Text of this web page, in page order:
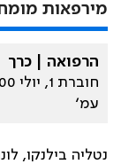
מירפאות
הרפואה | כרך
חוברת 1, יולי 2000
עמ׳
נטליה בילנקו,